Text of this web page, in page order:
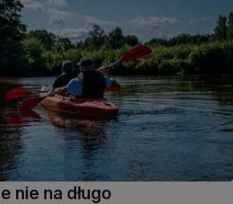
nie na długo